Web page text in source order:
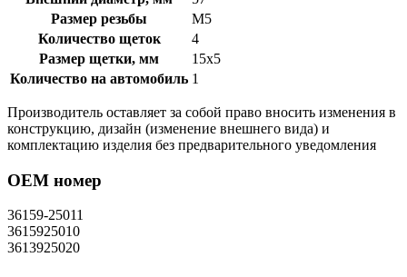
Размер резьбы
M5
Количество щеток
4
Размер щетки, мм
15x5
Количество на автомобиль 1
Производитель оставляет за собой право вносить изменения в
конструкцию, дизайн (изменение внешнего вида) и
комплектацию изделия без предварительного уведомления
OEM номер
36159-25011
3615925010
3613925020